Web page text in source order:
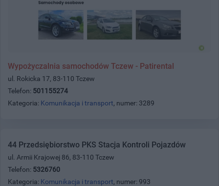
Wypożyczalnia samochodów Tczew - Patirental
ul. Rokicka 17, 83-110 Tczew
Telefon: 501155274
Kategoria: Komunikacja i transport, numer: 3289
44 Przedsiębiorstwo PKS Stacja Kontroli Pojazdów
ul. Armii Krajowej 86, 83-110 Tczew
Telefon: 5326760
Kategoria: Komunikacja i transport, numer: 993